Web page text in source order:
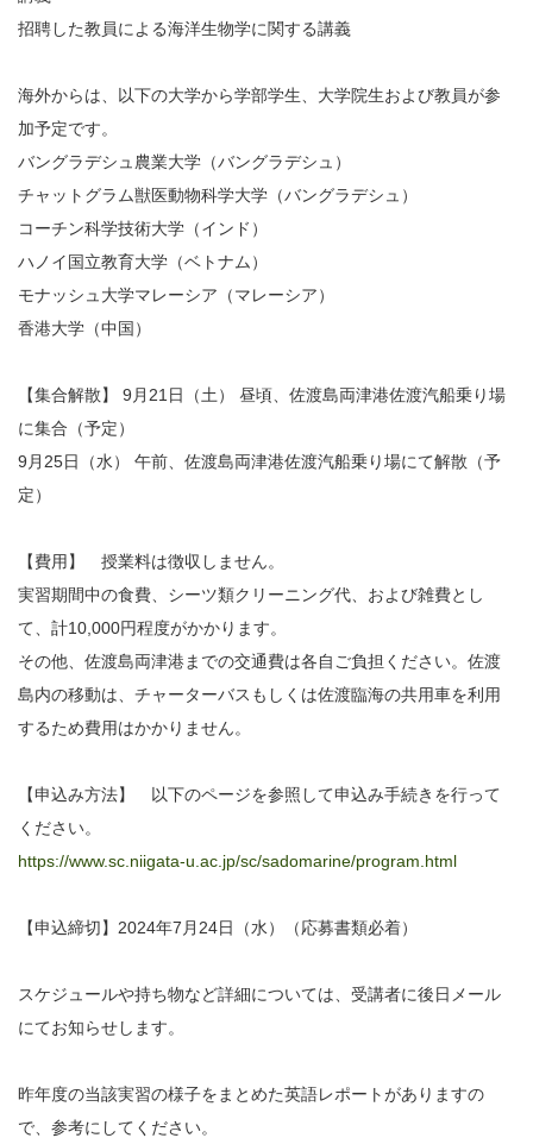
招聘した教員による海洋生物学に関する講義
海外からは、以下の大学から学部学生、大学院生および教員が参
加予定です。
バングラデシュ農業大学（バングラデシュ）
チャットグラム獣医動物科学大学（バングラデシュ）
コーチン科学技術大学（インド）
ハノイ国立教育大学（ベトナム）
モナッシュ大学マレーシア（マレーシア）
香港大学（中国）
【集合解散】 9月21日（土） 昼頃、佐渡島両津港佐渡汽船乗り場
に集合（予定）
9月25日（水） 午前、佐渡島両津港佐渡汽船乗り場にて解散（予
定）
【費用】 授業料は徴収しません。
実習期間中の食費、シーツ類クリーニング代、および雑費とし
て、計10,000円程度がかかります。
その他、佐渡島両津港までの交通費は各自ご負担ください。佐渡
島内の移動は、チャーターバスもしくは佐渡臨海の共用車を利用
するため費用はかかりません。
【申込み方法】 以下のページを参照して申込み手続きを行って
ください。
https://www.sc.niigata-u.ac.jp/sc/sadomarine/program.html
【申込締切】2024年7月24日（水）（応募書類必着）
スケジュールや持ち物など詳細については、受講者に後日メール
にてお知らせします。
昨年度の当該実習の様子をまとめた英語レポートがありますの
で、参考にしてください。